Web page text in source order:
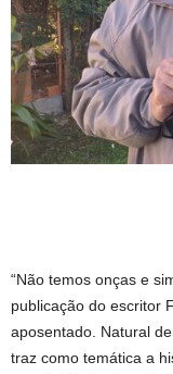
“Não temos onças e
publicação do escritor
aposentado. Natural
traz como temática a